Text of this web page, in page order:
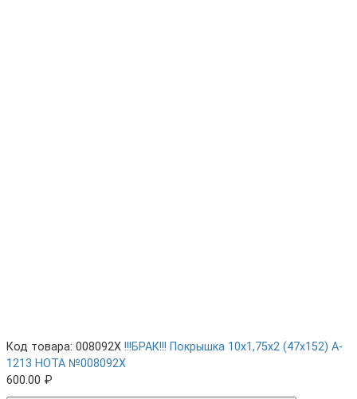
Код товара: 008092X !!!БРАК!!! Покрышка 10х1,75х2 (47x152) A-
1213 HOTA №008092X
600.00 ₽